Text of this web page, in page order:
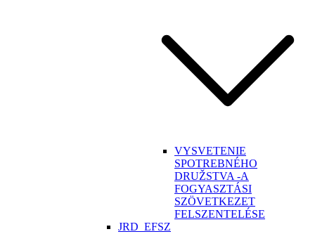
VYSVETENIE
SPOTREBNÉHO
DRUŽSTVA -A
FOGYASZTÁSI
SZÖVETKEZET
FELSZENTELÉSE
JRD_EFSZ